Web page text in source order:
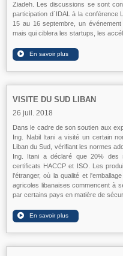
Ziadeh. Les discussions se sont
participation d`IDAL à la conférence
15 au 16 septembre, un
mais qui ciblera les startups, les
VISITE DU SUD LIBAN
26 juil. 2018
Dans le cadre de son soutien aux
Ing. Nabil Itani a visité un certain
Liban du Sud, vérifiant les normes
Ing. Itani a déclaré que 20% des
certificats HACCP et ISO. Les
l'étranger, où la qualité et
agricoles libanaises commencent à
par certains pays en matière de